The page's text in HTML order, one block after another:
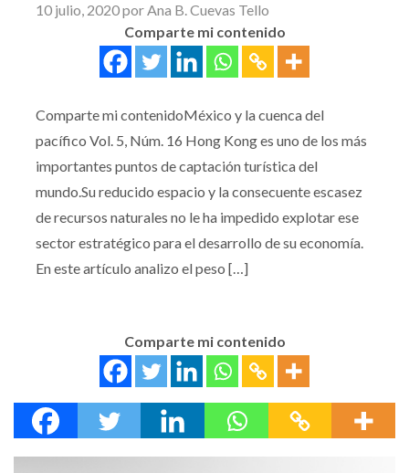
10 julio, 2020 por Ana B. Cuevas Tello
Comparte mi contenido
Comparte mi contenidoMéxico y la cuenca del
pacífico Vol. 5, Núm. 16 Hong Kong es uno de los más
importantes puntos de captación turística del
mundo.Su reducido espacio y la consecuente escasez
de recursos naturales no le ha impedido explotar ese
sector estratégico para el desarrollo de su economía.
En este artículo analizo el peso […]
Comparte mi contenido